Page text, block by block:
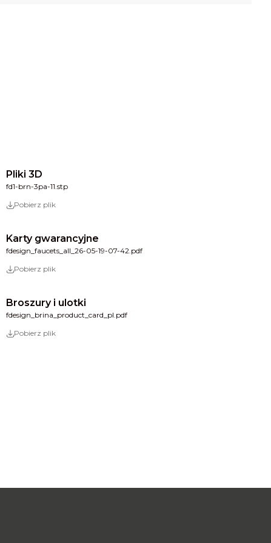
Pliki 3D
fd1-brn-3pa-11.stp
Pobierz plik
Karty gwarancyjne
fdesign_faucets_all_26-05-19-07-42.pdf
Pobierz plik
Broszury i ulotki
fdesign_brina_product_card_pl.pdf
Pobierz plik